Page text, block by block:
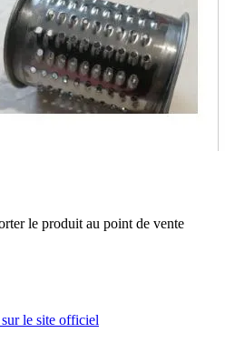
le produit au point de vente
le site officiel